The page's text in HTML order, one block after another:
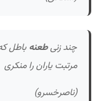
چند زنیطعنه باطل
مرتبت یاران را منکری
(ناصرخسرو)